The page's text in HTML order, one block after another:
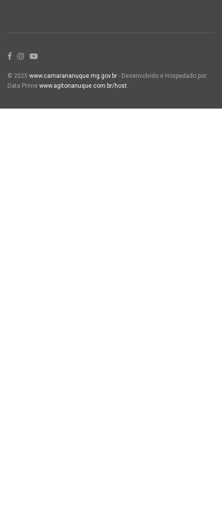
© 2025 www.camarananuque.mg.gov.br - Desenvolvido e Hospedado por:
Data Prime www.agitonanuque.com.br/host